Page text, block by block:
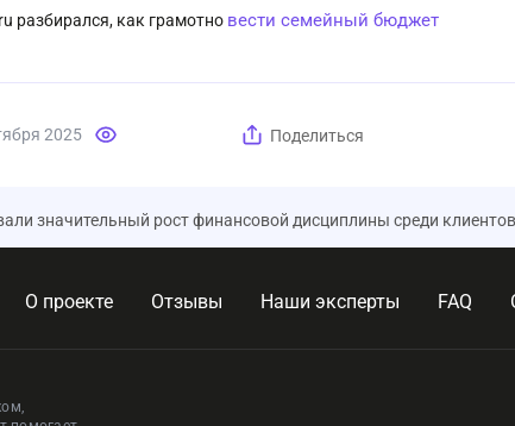
разбирался, как грамотно вести семейный бюджет
2025 Поделиться
значительный рост финансовой дисциплины среди клиентов
О проекте Отзывы Наши эксперты FAQ